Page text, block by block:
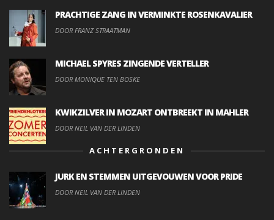
PRACHTIGE ZANG IN VERMINKTE ROSENKAVALIER
DOOR FRANZ STRAATMAN
MICHAEL SPYRES ZINGENDE VERTELLER
DOOR MONIQUE TEN BOSKE
KWIKZILVER IN MOZART ONTBREEKT IN MAHLER
DOOR NEIL VAN DER LINDEN
ACHTERGRONDEN
JURK EN STEMMEN UITGEVOUWEN VOOR PRIDE
DOOR NEIL VAN DER LINDEN